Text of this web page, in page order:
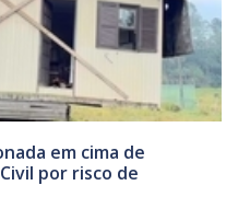
em cima de
por risco de